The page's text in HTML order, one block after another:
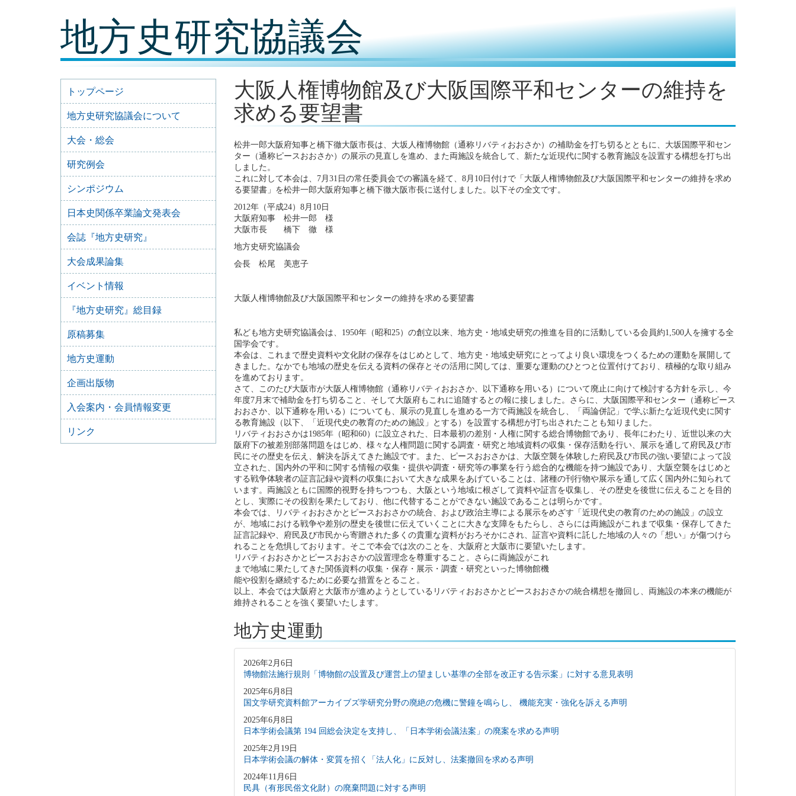
地方史研究協議会
大阪人権博物館及び大阪国際平和センターの維持を
求める要望書
松井一郎大阪府知事と橋下徹大阪市長は、大坂人権博物館（通称リバティおおさか）の補助金を打ち切るとともに、大坂国際平和セン
ター（通称ピースおおさか）の展示の見直しを進め、また両施設を統合して、新たな近現代に関する教育施設を設置する構想を打ち出
しました。
これに対して本会は、7月31日の常任委員会での審議を経て、8月10日付けで「大阪人権博物館及び大阪国際平和センターの維持を求め
る要望書」を松井一郎大阪府知事と橋下徹大阪市長に送付しました。以下その全文です。
2012年（平成24）8月10日
大阪府知事 松井一郎 様
大阪市長 橋下 徹 様
地方史研究協議会
会長 松尾 美恵子
大阪人権博物館及び大阪国際平和センターの維持を求める要望書
私ども地方史研究協議会は、1950年（昭和25）の創立以来、地方史・地域史研究の推進を目的に活動している会員約1,500人を擁する全
国学会です。
本会は、これまで歴史資料や文化財の保存をはじめとして、地方史・地域史研究にとってより良い環境をつくるための運動を展開して
きました。なかでも地域の歴史を伝える資料の保存とその活用に関しては、重要な運動のひとつと位置付けており、積極的な取り組み
を進めております。
さて、このたび大阪市が大阪人権博物館（通称リバティおおさか、以下通称を用いる）について廃止に向けて検討する方針を示し、今
年度7月末で補助金を打ち切ること、そして大阪府もこれに追随するとの報に接しました。さらに、大阪国際平和センター（通称ピース
おおさか、以下通称を用いる）についても、展示の見直しを進める一方で両施設を統合し、「両論併記」で学ぶ新たな近現代史に関す
る教育施設（以下、「近現代史の教育のための施設」とする）を設置する構想が打ち出されたことも知りました。
リバティおおさかは1985年（昭和60）に設立された、日本最初の差別・人権に関する総合博物館であり、長年にわたり、近世以来の大
阪府下の被差別部落問題をはじめ、様々な人権問題に関する調査・研究と地域資料の収集・保存活動を行い、展示を通して府民及び市
民にその歴史を伝え、解決を訴えてきた施設です。また、ピースおおさかは、大阪空襲を体験した府民及び市民の強い要望によって設
立された、国内外の平和に関する情報の収集・提供や調査・研究等の事業を行う総合的な機能を持つ施設であり、大阪空襲をはじめと
する戦争体験者の証言記録や資料の収集において大きな成果をあげていることは、諸種の刊行物や展示を通して広く国内外に知られて
います。両施設ともに国際的視野を持ちつつも、大阪という地域に根ざして資料や証言を収集し、その歴史を後世に伝えることを目的
とし、実際にその役割を果たしており、他に代替することができない施設であることは明らかです。
本会では、リバティおおさかとピースおおさかの統合、および政治主導による展示をめざす「近現代史の教育のための施設」の設立
が、地域における戦争や差別の歴史を後世に伝えていくことに大きな支障をもたらし、さらには両施設がこれまで収集・保存してきた
証言記録や、府民及び市民から寄贈された多くの貴重な資料がおろそかにされ、証言や資料に託した地域の人々の「想い」が傷つけら
れることを危惧しております。そこで本会では次のことを、大阪府と大阪市に要望いたします。
リバティおおさかとピースおおさかの設置理念を尊重すること。さらに両施設がこれ
まで地域に果たしてきた関係資料の収集・保存・展示・調査・研究といった博物館機
能や役割を継続するために必要な措置をとること。
以上、本会では大阪府と大阪市が進めようとしているリバティおおさかとピースおおさかの統合構想を撤回し、両施設の本来の機能が
維持されることを強く要望いたします。
地方史運動
2026年2月6日
博物館法施行規則「博物館の設置及び運営上の望ましい基準の全部を改正する告示案」に対する意見表明
2025年6月8日
国文学研究資料館アーカイブズ学研究分野の廃絶の危機に警鐘を鳴らし、 機能充実・強化を訴える声明
2025年6月8日
日本学術会議第 194 回総会決定を支持し、「日本学術会議法案」の廃案を求める声明
2025年2月19日
日本学術会議の解体・変質を招く「法人化」に反対し、法案撤回を求める声明
2024年11月6日
民具（有形民俗文化財）の廃棄問題に対する声明
トップページ
地方史研究協議会について
大会・総会
研究例会
シンポジウム
日本史関係卒業論文発表会
会誌『地方史研究』
大会成果論集
イベント情報
『地方史研究』総目録
原稿募集
地方史運動
企画出版物
入会案内・会員情報変更
リンク